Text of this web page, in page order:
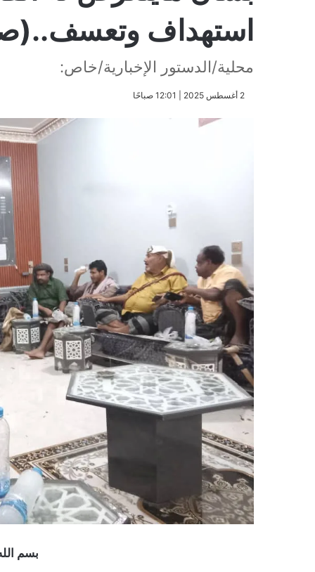
استهداف
محلية/الدستور الإخبارية/خاص:
​2 أغسطس 2025 | 12:01 صباحًا
بسم